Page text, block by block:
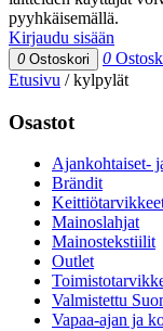
pyyhkäisemällä.
Kirjaudu sisään
0 Ostoskori 0
Etusivu /kylpylät
Osastot
Ajankohtaiset-
Brändit
Mainoslahjat
Mainostekstiilit
Outlet
Valmistettu
Vapaa-ajan ja